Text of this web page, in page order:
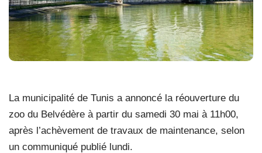
La municipalité de Tunis a annoncé la réouverture du
zoo du Belvédère à partir du samedi 30 mai à 11h00,
après l’achèvement de travaux de maintenance, selon
un communiqué publié lundi.